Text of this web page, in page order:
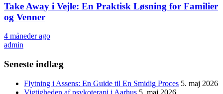
Take Away i Vejle: En Praktisk Løsning for Familier
og Venner
4 måneder ago
admin
Seneste indlæg
Flytning i Assens: En Guide til En Smidig Proces 5. maj 2026
Vigtigheden af psykoterapi i Aarhus 5. maj 2026